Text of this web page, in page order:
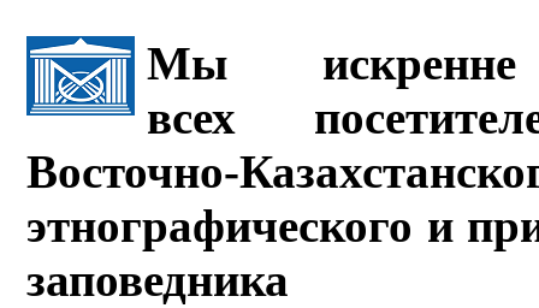
Мы искренне
всех
Восточно-
этнографического и
заповедника